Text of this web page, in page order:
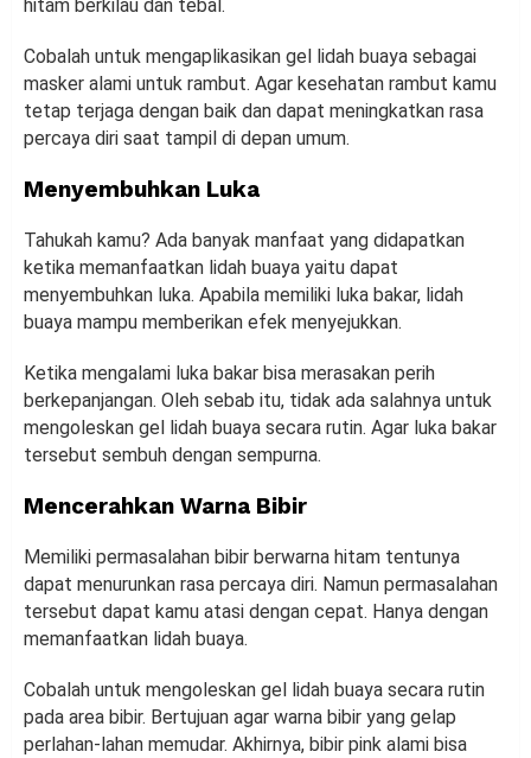
hitam berkilau dan tebal.
Cobalah untuk mengaplikasikan gel lidah buaya sebagai
masker alami untuk rambut. Agar kesehatan rambut kamu
tetap terjaga dengan baik dan dapat meningkatkan rasa
percaya diri saat tampil di depan umum.
Menyembuhkan Luka
Tahukah kamu? Ada banyak manfaat yang didapatkan
ketika memanfaatkan lidah buaya yaitu dapat
menyembuhkan luka. Apabila memiliki luka bakar, lidah
buaya mampu memberikan efek menyejukkan.
Ketika mengalami luka bakar bisa merasakan perih
berkepanjangan. Oleh sebab itu, tidak ada salahnya untuk
mengoleskan gel lidah buaya secara rutin. Agar luka bakar
tersebut sembuh dengan sempurna.
Mencerahkan Warna Bibir
Memiliki permasalahan bibir berwarna hitam tentunya
dapat menurunkan rasa percaya diri. Namun permasalahan
tersebut dapat kamu atasi dengan cepat. Hanya dengan
memanfaatkan lidah buaya.
Cobalah untuk mengoleskan gel lidah buaya secara rutin
pada area bibir. Bertujuan agar warna bibir yang gelap
perlahan-lahan memudar. Akhirnya, bibir pink alami bisa